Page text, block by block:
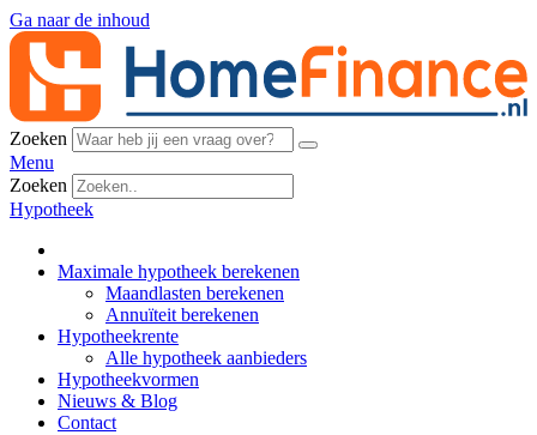
Ga naar de inhoud
Zoeken
Menu
Zoeken
Hypotheek
Maximale hypotheek berekenen
Maandlasten berekenen
Annuïteit berekenen
Hypotheekrente
Alle hypotheek aanbieders
Hypotheekvormen
Nieuws & Blog
Contact